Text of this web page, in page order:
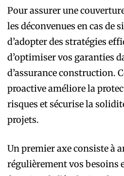
Pour assurer une
les déconvenues en cas de
d’adopter des stratégies
d’optimiser vos garanties
d’assurance construction.
proactive améliore la
risques et sécurise la
projets.
Un premier axe consiste à
régulièrement vos besoins